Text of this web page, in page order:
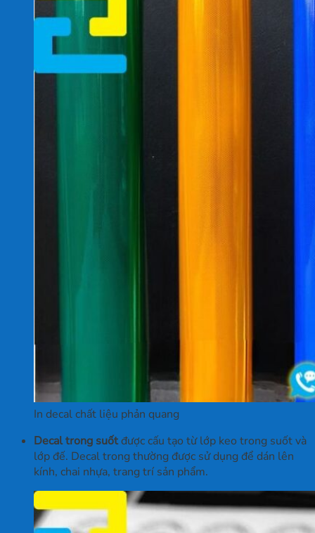
In decal chất liệu phản quang
Decal trong suốtđược cấu tạo từ lớp keo trong suốt và
lớp đế. Decal trong thường được sử dụng để dán lên
kính, chai nhựa, trang trí sản phẩm.